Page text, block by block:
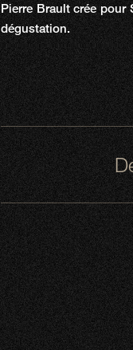
Pierre Brault crée
dégustation.